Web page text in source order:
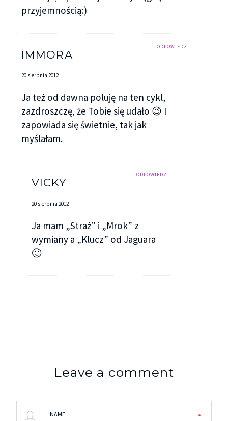
przyjemnością:)
ODPOWIEDZ
IMMORA
20 sierpnia 2012
Ja też od dawna poluję na ten cykl,
zazdroszczę, że Tobie się udało 😉 I
zapowiada się świetnie, tak jak
myślałam.
ODPOWIEDZ
VICKY
20 sierpnia 2012
Ja mam „Straż” i „Mrok” z
wymiany a „Klucz” od Jaguara
🙂
Leave a comment
NAME